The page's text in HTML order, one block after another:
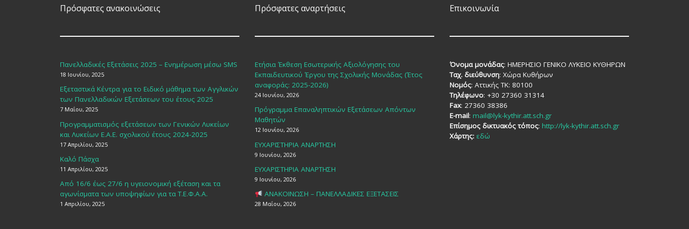
Πρόσφατες ανακοινώσεις
Πανελλαδικές Εξετάσεις 2025 – Ενημέρωση μέσω SMS
18 Ιουνίου, 2025
Εξεταστικά Κέντρα για το Ειδικό μάθημα των Αγγλικών
των Πανελλαδικών Εξετάσεων του έτους 2025
7 Μαΐου, 2025
Προγραμματισμός εξετάσεων των Γενικών Λυκείων
και Λυκείων Ε.Α.Ε. σχολικού έτους 2024-2025
17 Απριλίου, 2025
Καλό Πάσχα
11 Απριλίου, 2025
Από 16/6 έως 27/6 η υγειονομική εξέταση και τα
αγωνίσματα των υποψηφίων για τα Τ.Ε.Φ.Α.Α.
1 Απριλίου, 2025
Πρόσφατες αναρτήσεις
Ετήσια Έκθεση Εσωτερικής Αξιολόγησης του
Εκπαιδευτικού Έργου της Σχολικής Μονάδας (Έτος
αναφοράς: 2025-2026)
24 Ιουνίου, 2026
Πρόγραμμα Επαναληπτικών Εξετάσεων Απόντων
Μαθητών
12 Ιουνίου, 2026
ΕΥΧΑΡΙΣΤΗΡΙΑ ΑΝΑΡΤΗΣΗ
9 Ιουνίου, 2026
ΕΥΧΑΡΙΣΤΗΡΙΑ ΑΝΑΡΤΗΣΗ
9 Ιουνίου, 2026
ΑΝΑΚΟΙΝΩΣΗ – ΠΑΝΕΛΛΑΔΙΚΕΣ ΕΞΕΤΑΣΕΙΣ
28 Μαΐου, 2026
Επικοινωνία
Όνομα μονάδας: ΗΜΕΡΗΣΙΟ ΓΕΝΙΚΟ ΛΥΚΕΙΟ ΚΥΘΗΡΩΝ
Ταχ. διεύθυνση: Χώρα Κυθήρων
Νομός: Αττικής TK: 80100
Τηλέφωνο: +30 27360 31314
Fax: 27360 38386
E-mail: mail@lyk-kythir.att.sch.gr
Επίσημος δικτυακός τόπος: http://lyk-kythir.att.sch.gr
Χάρτης: εδώ